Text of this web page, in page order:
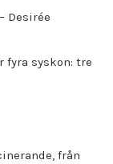
Desirée
fyra syskon: tre
från